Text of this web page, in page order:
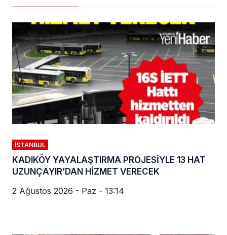
İSTANBUL
KADIKÖY YAYALAŞTIRMA PROJESİYLE 13 HAT
UZUNÇAYIR’DAN HİZMET VERECEK
2 Ağustos 2026 - Paz - 13:14